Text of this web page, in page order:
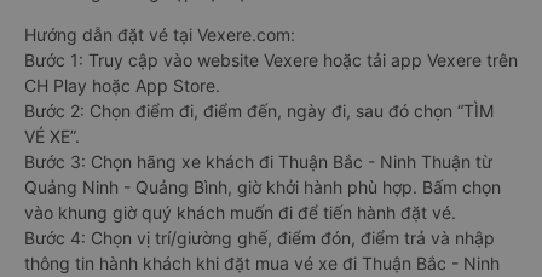
Hướng dẫn đặt vé tại Vexere.com:
Bước 1: Truy cập vào website Vexere hoặc tải app Vexere trên
CH Play hoặc App Store.
Bước 2: Chọn điểm đi, điểm đến, ngày đi, sau đó chọn “TÌM
VÉ XE”.
Bước 3: Chọn hãng xe khách đi Thuận Bắc - Ninh Thuận từ
Quảng Ninh - Quảng Bình, giờ khởi hành phù hợp. Bấm chọn
vào khung giờ quý khách muốn đi để tiến hành đặt vé.
Bước 4: Chọn vị trí/giường ghế, điểm đón, điểm trả và nhập
thông tin hành khách khi đặt mua vé xe đi Thuận Bắc - Ninh